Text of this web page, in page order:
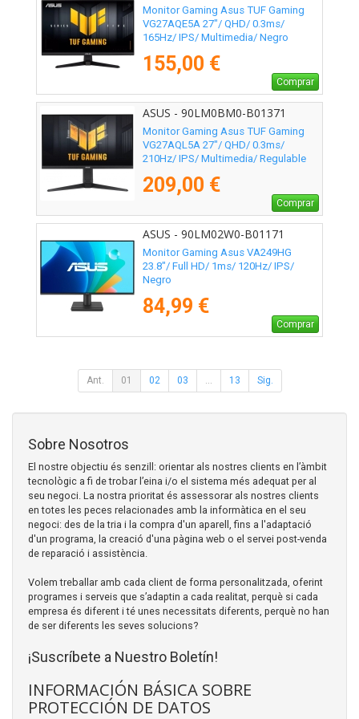
Monitor Gaming Asus TUF Gaming
VG27AQE5A 27"/ QHD/ 0.3ms/
165Hz/ IPS/ Multimedia/ Negro
155,00 €
Comprar
ASUS - 90LM0BM0-B01371
Monitor Gaming Asus TUF Gaming
VG27AQL5A 27"/ QHD/ 0.3ms/
210Hz/ IPS/ Multimedia/ Regulable
209,00 €
Comprar
ASUS - 90LM02W0-B01171
Monitor Gaming Asus VA249HG
23.8"/ Full HD/ 1ms/ 120Hz/ IPS/
Negro
84,99 €
Comprar
Ant. 01 02 03 ... 13 Sig.
Sobre Nosotros
El nostre objectiu és senzill: orientar als nostres clients en l’àmbit
tecnològic a fi de trobar l’eina i/o el sistema més adequat per al
seu negoci. La nostra prioritat és assessorar als nostres clients
en totes les peces relacionades amb la informàtica en el seu
negoci: des de la tria i la compra d'un aparell, fins a l'adaptació
d'un programa, la creació d'una pàgina web o el servei post-venda
de reparació i assistència.
Volem treballar amb cada client de forma personalitzada, oferint
programes i serveis que s’adaptin a cada realitat, perquè si cada
empresa és diferent i té unes necessitats diferents, perquè no han
de ser diferents les seves solucions?
¡Suscríbete a Nuestro Boletín!
INFORMACIÓN BÁSICA SOBRE
PROTECCIÓN DE DATOS